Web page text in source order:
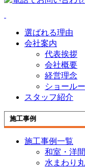
選ばれる理由
会社案内
代表挨拶
会社概要
経営理念
ショール
スタッフ紹介
施工事例
施工事例一覧
和室・洋間
水まわり